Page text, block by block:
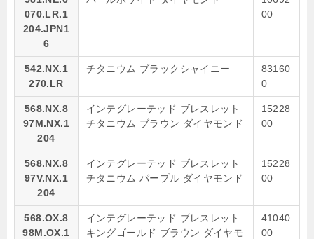
070.LR.1
204.JPN1
6
00
542.NX.1
270.LR
チタニウム ブラックシャイニー
83160
0
568.NX.8
97M.NX.1
204
インテグレーテッド ブレスレット
チタニウム ブラウン ダイヤモンド
15228
00
568.NX.8
97V.NX.1
204
インテグレーテッド ブレスレット
チタニウム パープル ダイヤモンド
15228
00
568.OX.8
98M.OX.1
インテグレーテッド ブレスレット
キングゴールド ブラウン ダイヤモ
41040
00